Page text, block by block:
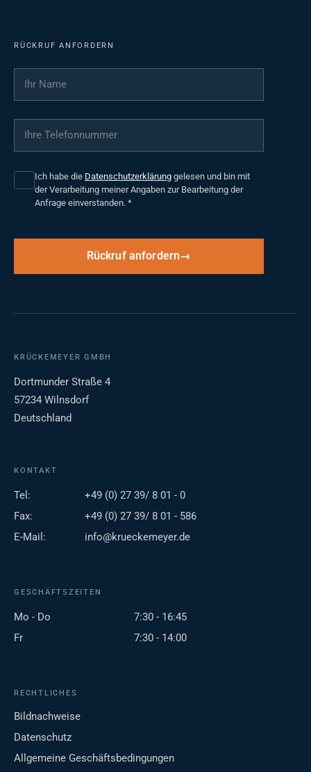
RÜCKRUF ANFORDERN
Ihr Name
Ihre Telefonnummer
Ich habe die Datenschutzerklärung gelesen und bin mit
der Verarbeitung meiner Angaben zur Bearbeitung der
Anfrage einverstanden. *
Rückruf anfordern
KRÜCKEMEYER GMBH
Dortmunder Straße 4
57234 Wilnsdorf
Deutschland
KONTAKT
Tel:
+49 (0) 27 39/ 8 01 - 0
Fax:
+49 (0) 27 39/ 8 01 - 586
E-Mail:
info@krueckemeyer.de
GESCHÄFTSZEITEN
Mo - Do
7:30 - 16:45
Fr
7:30 - 14:00
RECHTLICHES
Bildnachweise
Datenschutz
Allgemeine Geschäftsbedingungen